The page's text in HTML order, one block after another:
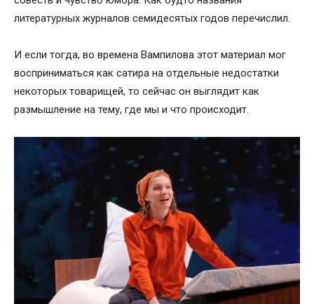
литературных журналов семидесятых годов перечислил.
И если тогда, во времена Вампилова этот материал мог
восприниматься как сатира на отдельные недостатки
некоторых товарищей, то сейчас он выглядит как
размышление на тему, где мы и что происходит.